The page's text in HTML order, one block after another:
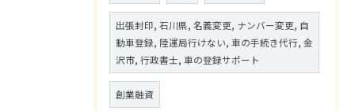
出張封印, 石川県, 名義変更, ナンバー変更, 自
動車登録, 陸運局行けない, 車の手続き代行, 金
沢市, 行政書士, 車の登録サポート
創業融資